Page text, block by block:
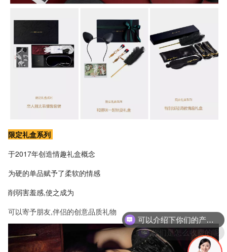
限定礼盒系列
于2017年创造情趣礼盒概念
为硬的单品赋予了柔软的情感
削弱害羞感,使之成为
可以寄予朋友,伴侣的创意品质礼物
你们是怎么收费的呢